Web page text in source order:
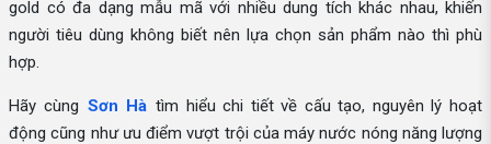
gold có đa dạng mẫu mã với nhiều dung tích khác nhau, khiến
người tiêu dùng không biết nên lựa chọn sản phẩm nào thì phù
hợp.
Hãy cùng Sơn Hà tìm hiểu chi tiết về cấu tạo, nguyên lý hoạt
động cũng như ưu điểm vượt trội của máy nước nóng năng lượng